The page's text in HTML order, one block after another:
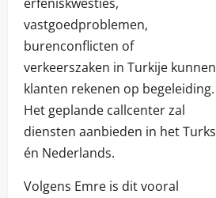
erfeniskwesties,
vastgoedproblemen,
burenconflicten of
verkeerszaken in Turkije kunnen
klanten rekenen op begeleiding.
Het geplande callcenter zal
diensten aanbieden in het Turks
én Nederlands.
Volgens Emre is dit vooral